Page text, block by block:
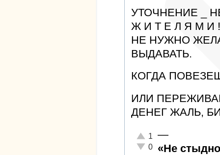
УТОЧНЕНИЕ _
Ж И Т Е Л Я М И
НЕ НУЖНО
ВЫДАВАТЬ.
КОГДА
ИЛИ
ДЕНЕГ ЖАЛЬ,
Отлично!
1
Неадекватно!
0
—
«Не